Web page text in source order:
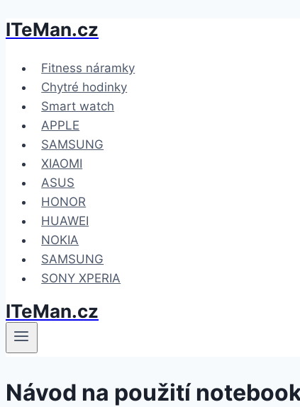
Přeskočit
obsah
ITeMan.cz
Fitness náramky
Chytré hodinky
Smart watch
APPLE
SAMSUNG
XIAOMI
ASUS
HONOR
HUAWEI
NOKIA
SAMSUNG
SONY XPERIA
ITeMan.cz
Návod na použití